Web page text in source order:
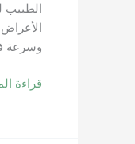
الطبيب
وسرعة
قراءة